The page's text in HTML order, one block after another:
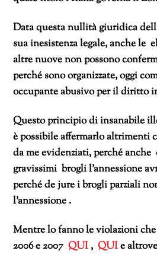
Data questa nullità giuridica
sua inesistenza legale, anche le
altre nuove non possono
perché sono organizzate, oggi
occupante abusivo per il diritto
Questo principio di insanabile
è possibile affermarlo altrimenti
da me evidenziati, perché
gravissimi brogli l’annessione
perché de jure i brogli parziali
l’annessione .
Mentre lo fanno le violazioni
2006 e 2007QUI ,QUIe